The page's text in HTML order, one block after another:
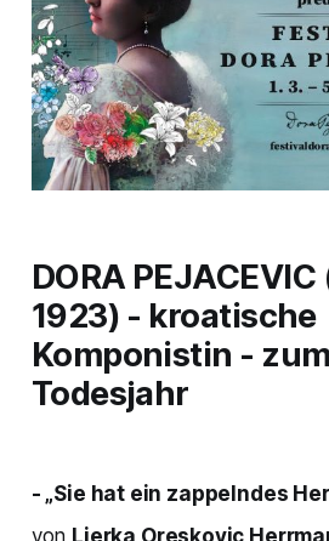
DORA
1923) - kroatische
Komponistin -
Todesjahr
- „Sie hat ein zappelndes
von Ljerka Oreskovic